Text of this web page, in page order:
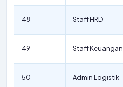
48 Staff HRD
49 Staff Keuangan
50 Admin Logistik